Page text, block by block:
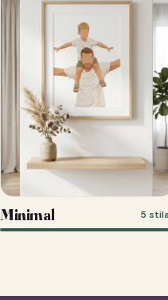
Minimal 5